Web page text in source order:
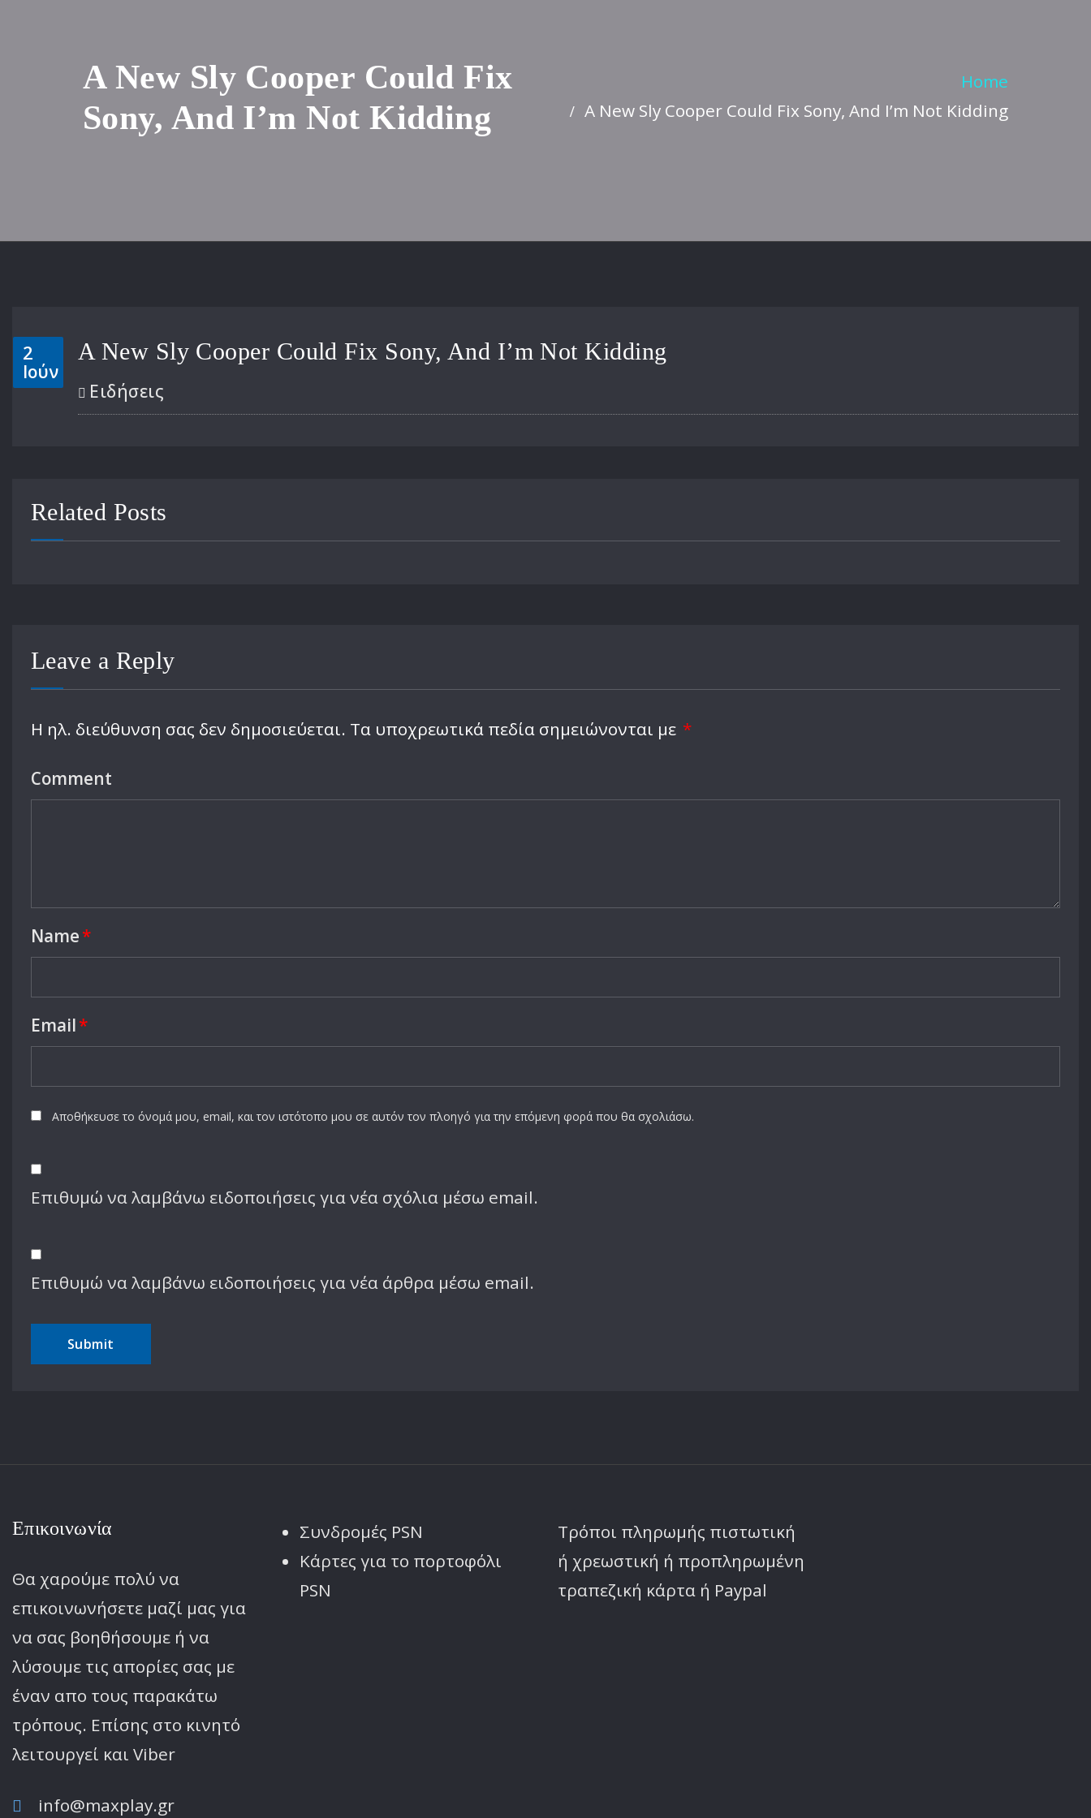
A New Sly Cooper Could Fix
Sony, And I’m Not Kidding
Home
A New Sly Cooper Could Fix Sony, And I’m Not Kidding
2
Ιούν
A New Sly Cooper Could Fix Sony, And I’m Not Kidding
Ειδήσεις
Related Posts
Leave a Reply
Η ηλ. διεύθυνση σας δεν δημοσιεύεται. Τα υποχρεωτικά πεδία σημειώνονται με *
Comment
Name*
Email*
Αποθήκευσε το όνομά μου, email, και τον ιστότοπο μου σε αυτόν τον πλοηγό για την επόμενη φορά που θα σχολιάσω.
Επιθυμώ να λαμβάνω ειδοποιήσεις για νέα σχόλια μέσω email.
Επιθυμώ να λαμβάνω ειδοποιήσεις για νέα άρθρα μέσω email.
Επικοινωνία
Θα χαρούμε πολύ να
επικοινωνήσετε μαζί μας για
να σας βοηθήσουμε ή να
λύσουμε τις απορίες σας με
έναν απο τους παρακάτω
τρόπους. Επίσης στο κινητό
λειτoυργεί και Viber
info@maxplay.gr
Συνδρομές PSN
Κάρτες για το πορτοφόλι
PSN
Τρόποι πληρωμής πιστωτική
ή χρεωστική ή προπληρωμένη
τραπεζική κάρτα ή Paypal